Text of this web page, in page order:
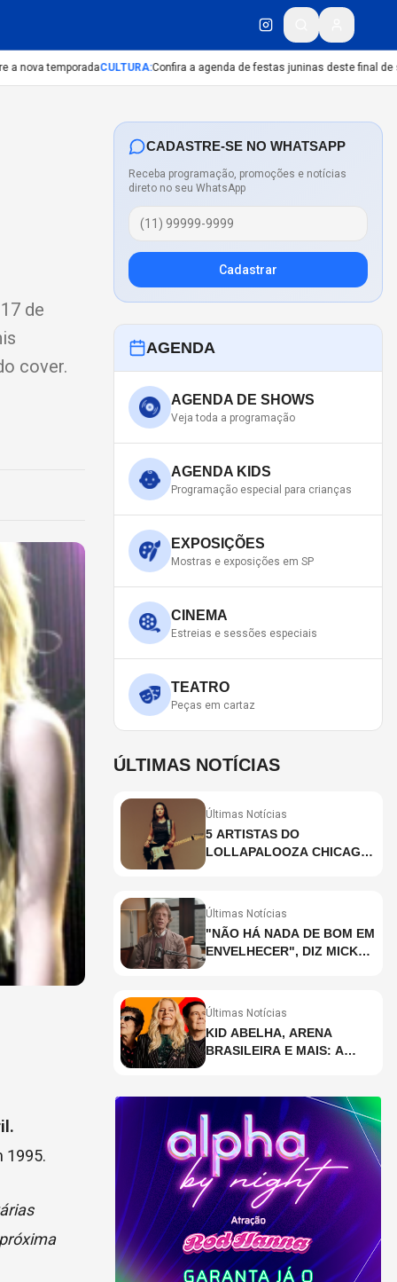
nova temporadaCULTURA:Confira a agenda de festas juninas deste final de
de
cover.
1995.
CADASTRE-SE NO WHATSAPP
Receba programação, promoções e notícias
direto no seu WhatsApp
Cadastrar
AGENDA
AGENDA DE SHOWS
Veja toda a programação
AGENDA KIDS
Programação especial para crianças
EXPOSIÇÕES
Mostras e exposições em SP
CINEMA
Estreias e sessões especiais
TEATRO
Peças em cartaz
ÚLTIMAS NOTÍCIAS
Últimas Notícias
5 ARTISTAS DO
LOLLAPALOOZA CHICAGO
Últimas Notícias
"NÃO HÁ NADA DE BOM EM
ENVELHECER", DIZ MICK
Últimas Notícias
KID ABELHA, ARENA
BRASILEIRA E MAIS: A